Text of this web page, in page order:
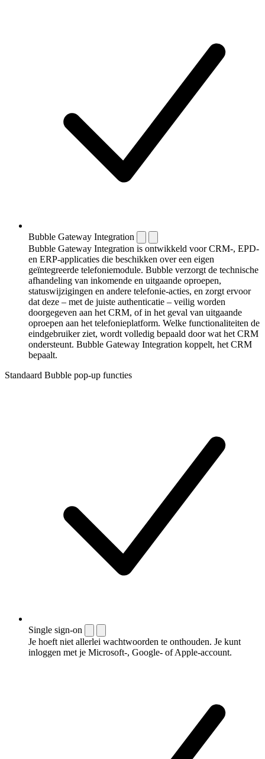
Bubble Gateway Integration
Bubble Gateway Integration is ontwikkeld voor CRM-, EPD-
en ERP-applicaties die beschikken over een eigen
geïntegreerde telefoniemodule. Bubble verzorgt de technische
afhandeling van inkomende en uitgaande oproepen,
statuswijzigingen en andere telefonie-acties, en zorgt ervoor
dat deze – met de juiste authenticatie – veilig worden
doorgegeven aan het CRM, of in het geval van uitgaande
oproepen aan het telefonieplatform. Welke functionaliteiten de
eindgebruiker ziet, wordt volledig bepaald door wat het CRM
ondersteunt. Bubble Gateway Integration koppelt, het CRM
bepaalt.
Standaard Bubble pop-up functies
Single sign-on
Je hoeft niet allerlei wachtwoorden te onthouden. Je kunt
inloggen met je Microsoft-, Google- of Apple-account.